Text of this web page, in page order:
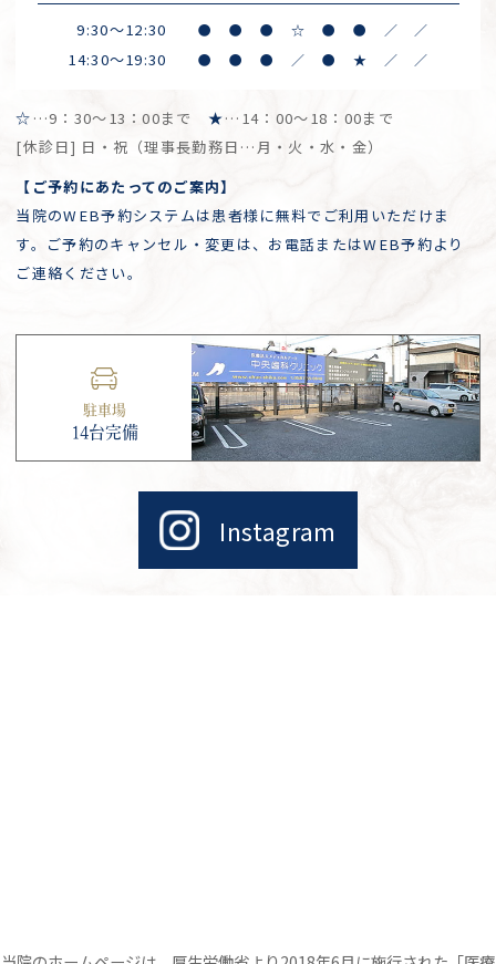
9:30～12:30 ● ● ● ☆ ● ● ／ ／
14:30～19:30 ● ● ● ／ ● ★ ／ ／
☆ …9：30～13：00まで★…14：00～18：00まで
[休診日] 日・祝（理事長勤務日…月・火・水・金）
【ご予約にあたってのご案内】
当院のWEB予約システムは患者様に無料でご利用いただけま
す。ご予約のキャンセル・変更は、お電話またはWEB予約より
ご連絡ください。
駐車場
14台完備
Instagram